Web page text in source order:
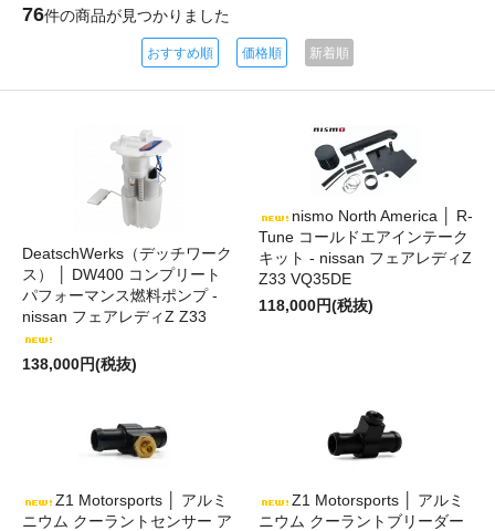
76件の商品が見つかりました
おすすめ順 価格順 新着順
DeatschWerks（デッチワーク
ス） │ DW400 コンプリート
パフォーマンス燃料ポンプ -
nissan フェアレディZ Z33
138,000円(税抜)
nismo North America │ R-
Tune コールドエアインテーク
キット - nissan フェアレディZ
Z33 VQ35DE
118,000円(税抜)
Z1 Motorsports │ アルミ
ニウム クーラントセンサー ア
Z1 Motorsports │ アルミ
ニウム クーラントブリーダー